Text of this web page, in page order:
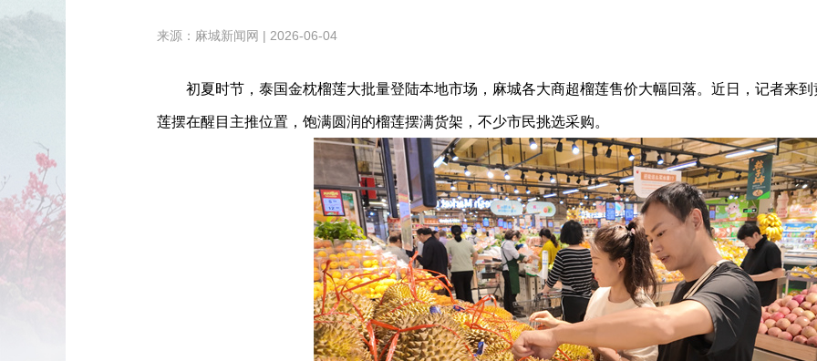
来源：麻城新闻网 | 2026-06-04
初夏时节，泰国金枕榴莲大批量登陆本地市场，麻城各大商超榴莲售价大幅回落。近日，记者来
莲摆在醒目主推位置，饱满圆润的榴莲摆满货架，不少市民挑选采购。